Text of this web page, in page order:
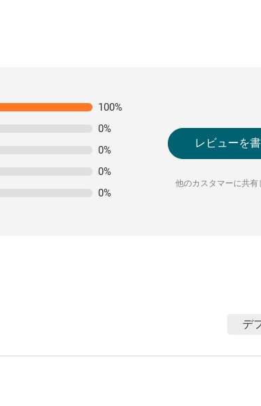
100%
0%
0%
0%
0%
レビューを書
他のカスタマーに共有
デ